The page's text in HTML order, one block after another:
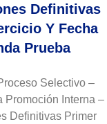
Definitivas
Y Fecha
Prueba
Selectivo –
Promoción Interna –
Definitivas Primer